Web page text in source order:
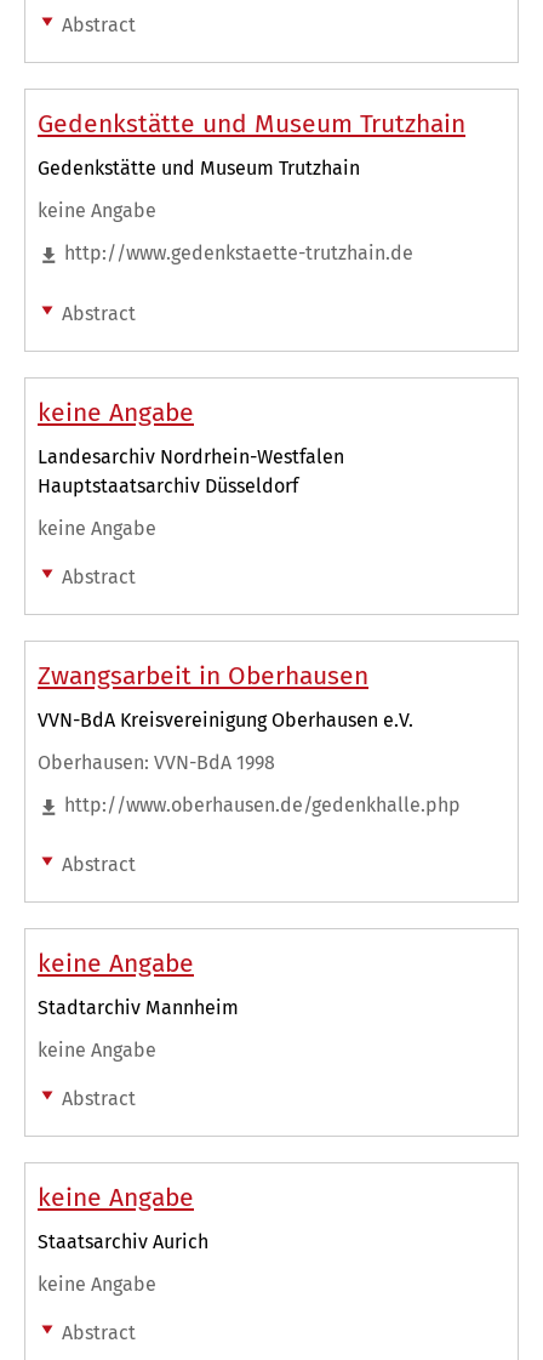
Abstract
Gedenkstätte und Museum Trutzhain
Gedenkstätte und Museum Trutzhain
keine Angabe
http://www.gedenkstaette-trutzhain.de
Abstract
keine Angabe
Landesarchiv Nordrhein-Westfalen
Hauptstaatsarchiv Düsseldorf
keine Angabe
Abstract
Zwangsarbeit in Oberhausen
VVN-BdA Kreisvereinigung Oberhausen e.V.
Oberhausen: VVN-BdA 1998
http://www.oberhausen.de/gedenkhalle.php
Abstract
keine Angabe
Stadtarchiv Mannheim
keine Angabe
Abstract
keine Angabe
Staatsarchiv Aurich
keine Angabe
Abstract